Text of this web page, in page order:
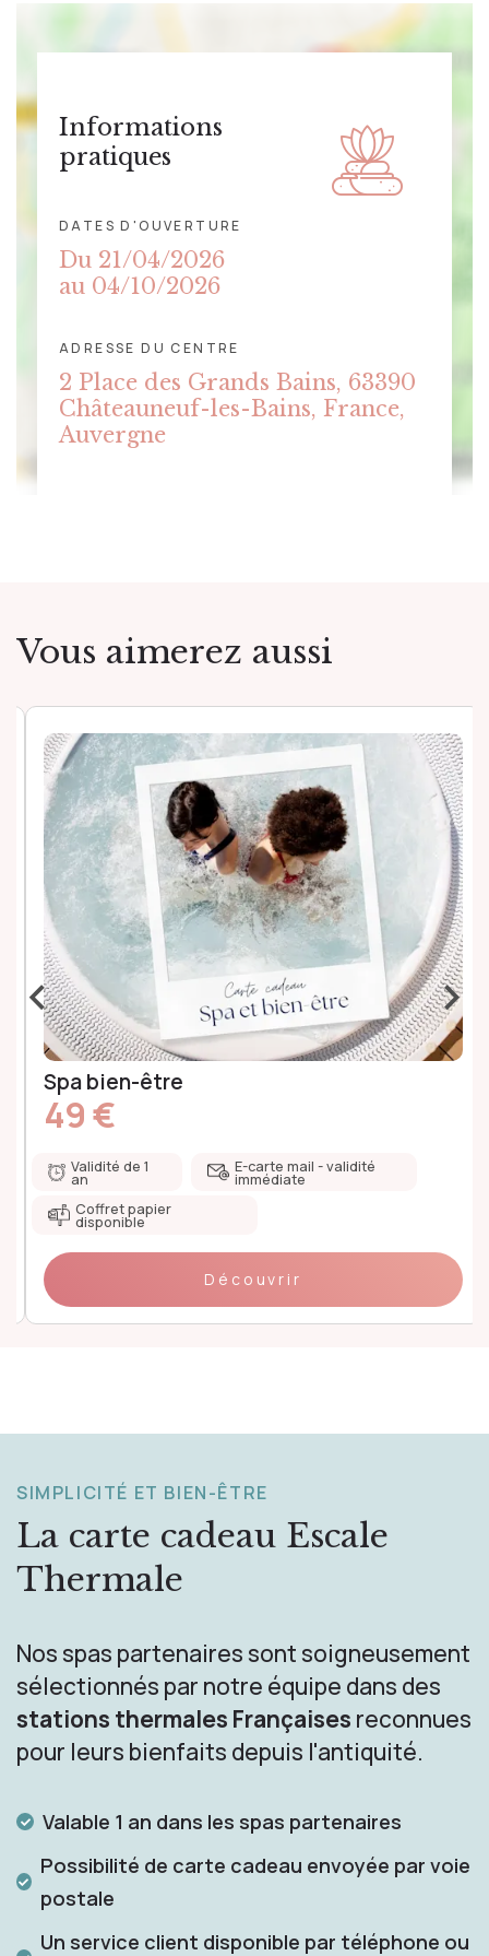
CARTE
Informations
pratiques
DATES D'OUVERTURE
Du 21/04/2026
au 04/10/2026
ADRESSE DU CENTRE
2 Place des Grands Bains, 63390
Châteauneuf-les-Bains, France,
Auvergne
Vous aimerez aussi
Spa bien-être
49 €
Validité de 1
an
E-carte mail - validité
immédiate
Coffret papier
disponible
Découvrir
‹ ›
SIMPLICITÉ ET BIEN-ÊTRE
La carte cadeau Escale
Thermale
Nos spas partenaires sont soigneusement
sélectionnés par notre équipe dans des
stations thermales Françaises reconnues
pour leurs bienfaits depuis l'antiquité.
Valable 1 an dans les spas partenaires
Possibilité de carte cadeau envoyée par voie
postale
Un service client disponible par téléphone ou